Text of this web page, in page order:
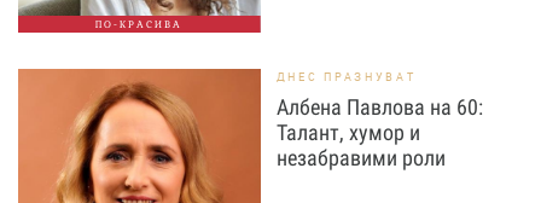
ПО-КРАСИВА
ДНЕС ПРАЗНУВАТ
Албена Павлова на 60:
Талант, хумор и
незабравими роли